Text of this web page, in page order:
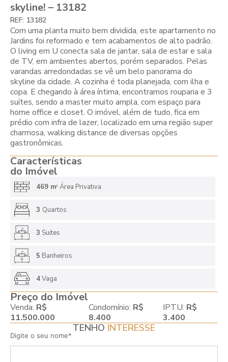
skyline! – 13182
REF: 13182
Com uma planta muito bem dividida, este apartamento no
Jardins foi reformado e tem acabamentos de alto padrão.
O living em U conecta sala de jantar, sala de estar e sala
de TV, em ambientes abertos, porém separados. Pelas
varandas arredondadas se vê um belo panorama do
skyline da cidade. A cozinha é toda planejada, com ilha e
copa. E chegando à área íntima, encontramos rouparia e 3
suítes, sendo a master muito ampla, com espaço para
home office e closet. O imóvel, além de tudo, fica em
prédio com infra de lazer, localizado em uma região super
charmosa, walking distance de diversas opções
gastronômicas.
Características
do Imóvel
469 m2 Área Privativa
3 Quartos
3 Suites
5 Banheiros
4Vaga
Preço do Imóvel
Venda: R$
11.500.000
Condomínio: R$
8.400
IPTU: R$
3.400
TENHO INTERESSE
Digite o seu nome*